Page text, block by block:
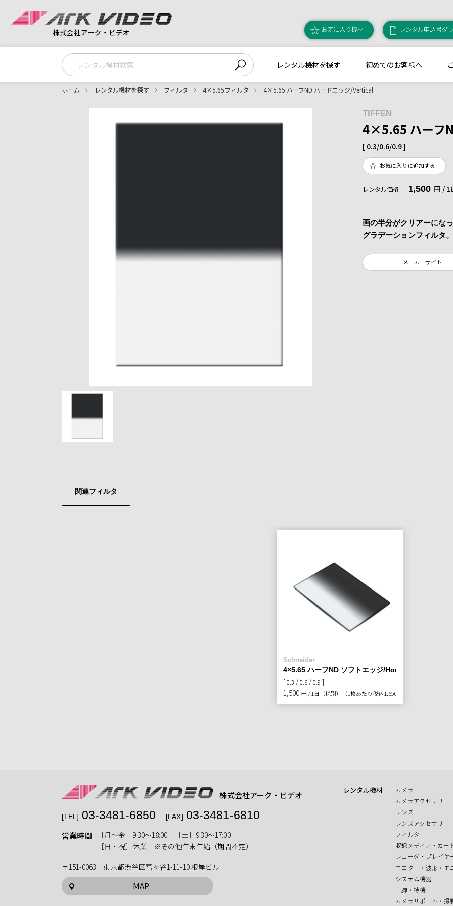
株式会社アーク・ビデオ お気に入り機材 レンタル申込書ダ
レンタル機材を探す 初めてのお客様へ
ホーム レンタル機材を探す フィルタ 4×5.65フィルタ 4×5.65 ハーフND ハードエッジ/Vertical
TIFFEN
4×5.65 ハーフ
[ 0.3/0.6/0.9 ]
お気に入りに追加する
レンタル価格 1,500 円 / 1
画の半分がクリアーにな
グラデーションフィルタ。
メーカーサイト
関連フィルタ
Schneider
4×5.65 ハーフND ソフトエッジ/Horizontal
[ 0.3 / 0.6 / 0.9 ]
1,500 円 / 1日（税別） （1枚あたり税込1,650円）
株式会社アーク・ビデオ
[TEL] 03-3481-6850 [FAX] 03-3481-6810
営業時間
［月〜金］9:30〜18:00 ［土］9:30〜17:00
［日・祝］休業 ※その他年末年始（期間不定）
〒151-0063 東京都渋谷区富ヶ谷1-11-10 根岸ビル
MAP
レンタル機材
カメラ
カメラアクセサリ
レンズ
レンズアクセサリ
フィルタ
収録メディア・カー
レコーダ・プレイヤ
モニター・波形・モ
システム機器
三脚・特機
カメラサポート・撮